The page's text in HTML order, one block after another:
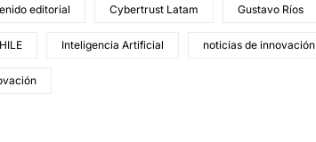
editorial Cybertrust Latam Gustavo Ríos
Inteligencia Artificial noticias de innovación